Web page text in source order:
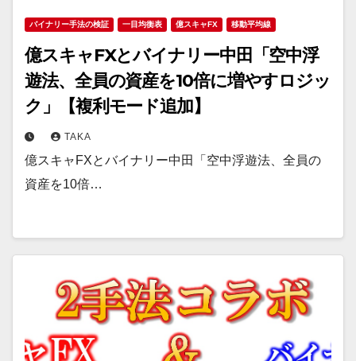
バイナリー手法の検証 一目均衡表 億スキャFX 移動平均線
億スキャFXとバイナリー中田「空中浮
遊法、全員の資産を10倍に増やすロジッ
ク」【複利モード追加】
TAKA
億スキャFXとバイナリー中田「空中浮遊法、全員の
資産を10倍…